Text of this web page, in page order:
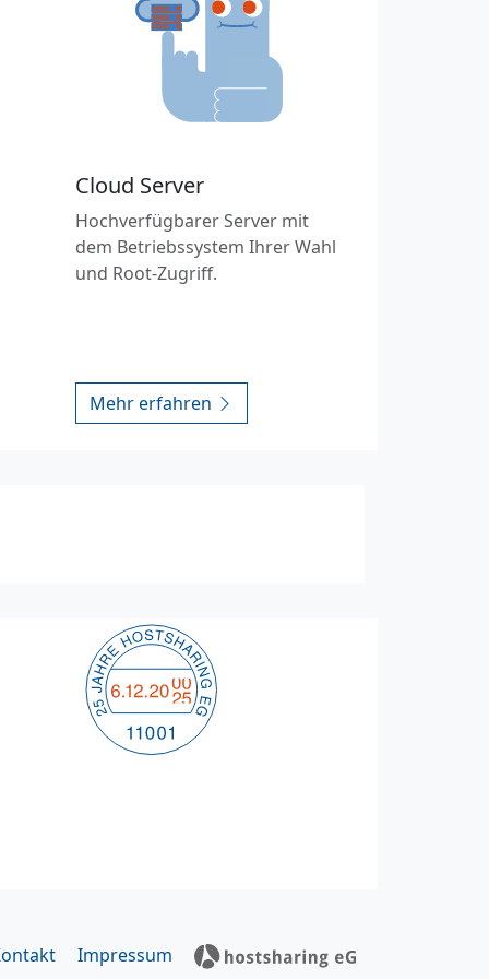
Cloud Server
Hochverfügbarer Server mit
dem Betriebssystem Ihrer Wahl
und Root-Zugriff.
Mehr erfahren
Impressum